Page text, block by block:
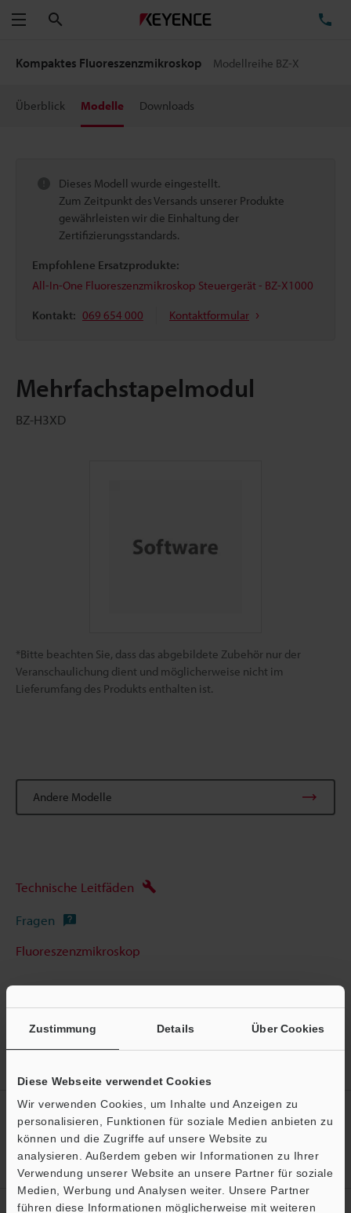
Zustimmung Details Über Cookies
Diese Webseite verwendet Cookies
Wir verwenden Cookies, um Inhalte und Anzeigen zu
personalisieren, Funktionen für soziale Medien anbieten zu
können und die Zugriffe auf unsere Website zu
analysieren. Außerdem geben wir Informationen zu Ihrer
Verwendung unserer Website an unsere Partner für soziale
Medien, Werbung und Analysen weiter. Unsere Partner
führen diese Informationen möglicherweise mit weiteren
Menü
Kompaktes Fluoreszenzmikroskop Modellreihe BZ-X
Überblick Modelle Downloads
Dieses Modell wurde eingestellt.
Zum Zeitpunkt des Versands unserer Produkte
gewährleisten wir die Einhaltung der
Zertifizierungsstandards.
Empfohlene Ersatzprodukte:
All-In-One Fluoreszenzmikroskop Steuergerät - BZ-X1000
Kontakt: 069 654 000 Kontaktformular
Mehrfachstapelmodul
BZ-H3XD
*Bitte beachten Sie, dass das abgebildete Zubehör nur der
Veranschaulichung dient und möglicherweise nicht im
Lieferumfang des Produkts enthalten ist.
Andere Modelle
Technische Leitfäden
Fragen
Fluoreszenzmikroskop
Kompaktes Fluoreszenzmikroskop
Modelle
Erstellen Sie Ihren KEYENCE
Account
Jetzt registrieren!
Support